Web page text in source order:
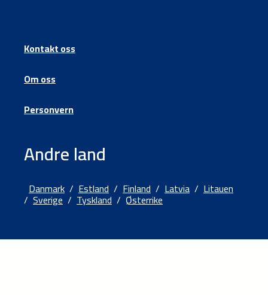
Kontakt oss
Om oss
Personvern
Andre land
Danmark / Estland / Finland / Latvia / Litauen
/ Sverige / Tyskland / Østerrike